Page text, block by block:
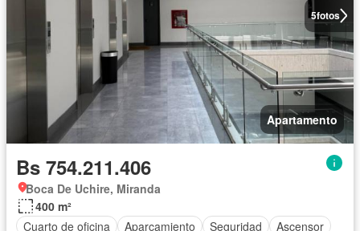
5fotos
Apartamento
Bs 754.211.406
Boca De Uchire, Miranda
400 m²
Cuarto de oficina
Aparcamiento Seguridad Ascensor